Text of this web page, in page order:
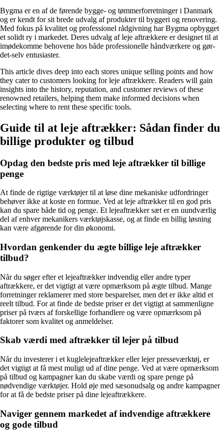
Bygma er en af de førende bygge- og tømmerforretninger i Danmark
og er kendt for sit brede udvalg af produkter til byggeri og renovering.
Med fokus på kvalitet og professionel rådgivning har Bygma opbygget
et solidt ry i markedet. Deres udvalg af leje aftrækkere er designet til at
imødekomme behovene hos både professionelle håndværkere og gør-
det-selv entusiaster.
This article dives deep into each stores unique selling points and how
they cater to customers looking for leje aftrækkere. Readers will gain
insights into the history, reputation, and customer reviews of these
renowned retailers, helping them make informed decisions when
selecting where to rent these specific tools.
Guide til at leje aftrækker: Sådan finder du
billige produkter og tilbud
Opdag den bedste pris med leje aftrækker til billige
penge
At finde de rigtige værktøjer til at løse dine mekaniske udfordringer
behøver ikke at koste en formue. Ved at leje aftrækker til en god pris
kan du spare både tid og penge. Et lejeaftrækker sæt er en uundværlig
del af enhver mekanikers værktøjskasse, og at finde en billig løsning
kan være afgørende for din økonomi.
Hvordan genkender du ægte billige leje aftrækker
tilbud?
Når du søger efter et lejeaftrækker indvendig eller andre typer
aftrækkere, er det vigtigt at være opmærksom på ægte tilbud. Mange
forretninger reklamerer med store besparelser, men det er ikke altid et
reelt tilbud. For at finde de bedste priser er det vigtigt at sammenligne
priser på tværs af forskellige forhandlere og være opmærksom på
faktorer som kvalitet og anmeldelser.
Skab værdi med aftrækker til lejer på tilbud
Når du investerer i et kuglelejeaftrækker eller lejer presseværktøj, er
det vigtigt at få mest muligt ud af dine penge. Ved at være opmærksom
på tilbud og kampagner kan du skabe værdi og spare penge på
nødvendige værktøjer. Hold øje med sæsonudsalg og andre kampagner
for at få de bedste priser på dine lejeaftrækkere.
Naviger gennem markedet af indvendige aftrækkere
og gode tilbud